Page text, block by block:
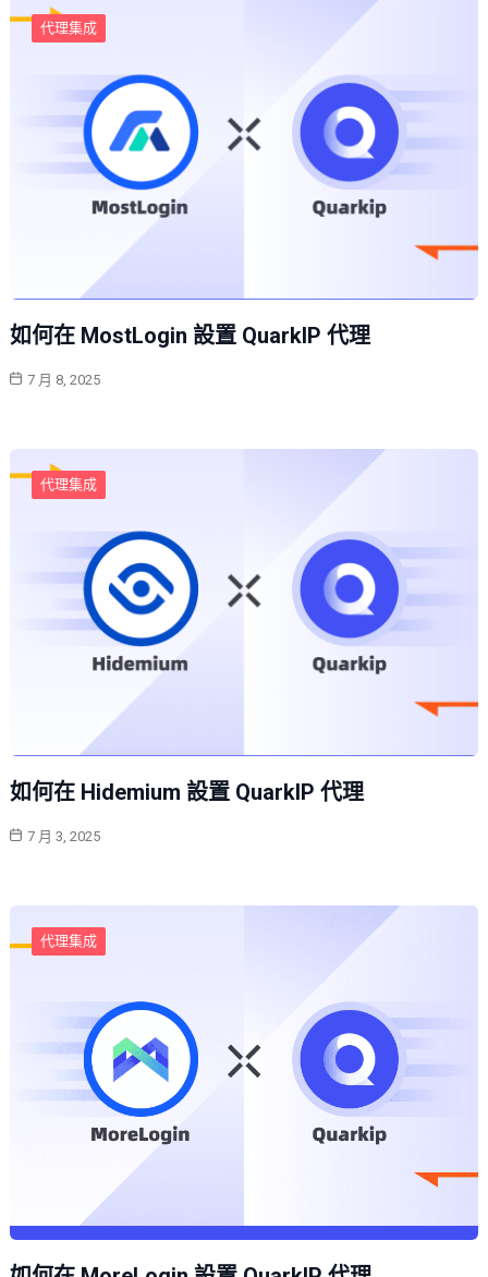
代理集成
如何在 MostLogin 設置 QuarkIP 代理
7 月 8, 2025
代理集成
如何在 Hidemium 設置 QuarkIP 代理
7 月 3, 2025
代理集成